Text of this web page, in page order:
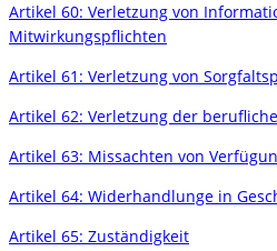
Artikel 60: Verletzung von
Mitwirkungspflichten
Artikel 61: Verletzung von
Artikel 62: Verletzung der
Artikel 63: Missachten von
Artikel 64: Widerhandlunge in
Artikel 65: Zuständigkeit